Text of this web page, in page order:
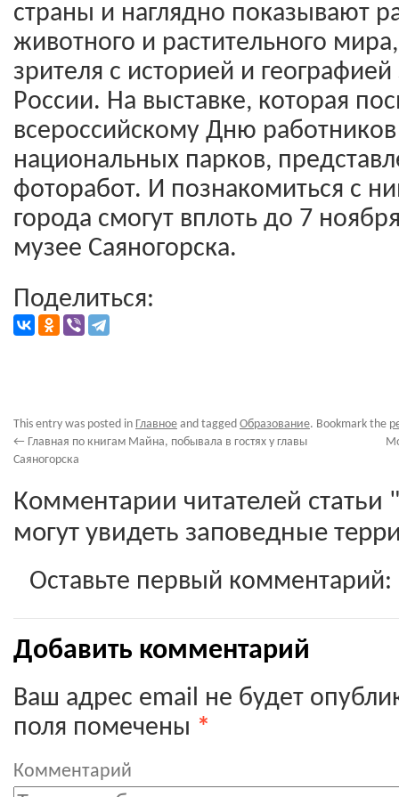
страны и наглядно показывают
животного и растительного
зрителя с историей и
России. На выставке, которая
всероссийскому Дню
национальных парков,
фоторабот. И познакомиться с
города смогут вплоть до 7
музее Саяногорска.
Поделиться:
This entry was posted in Главное and tagged Образование. Bookmark the
← Главная по книгам Майна, побывала в гостях у главы
Саяногорска
Комментарии читателей статьи
могут увидеть заповедные
Оставьте первый комментарий:
Добавить комментарий
Ваш адрес email не будет
поля помечены *
Комментарий